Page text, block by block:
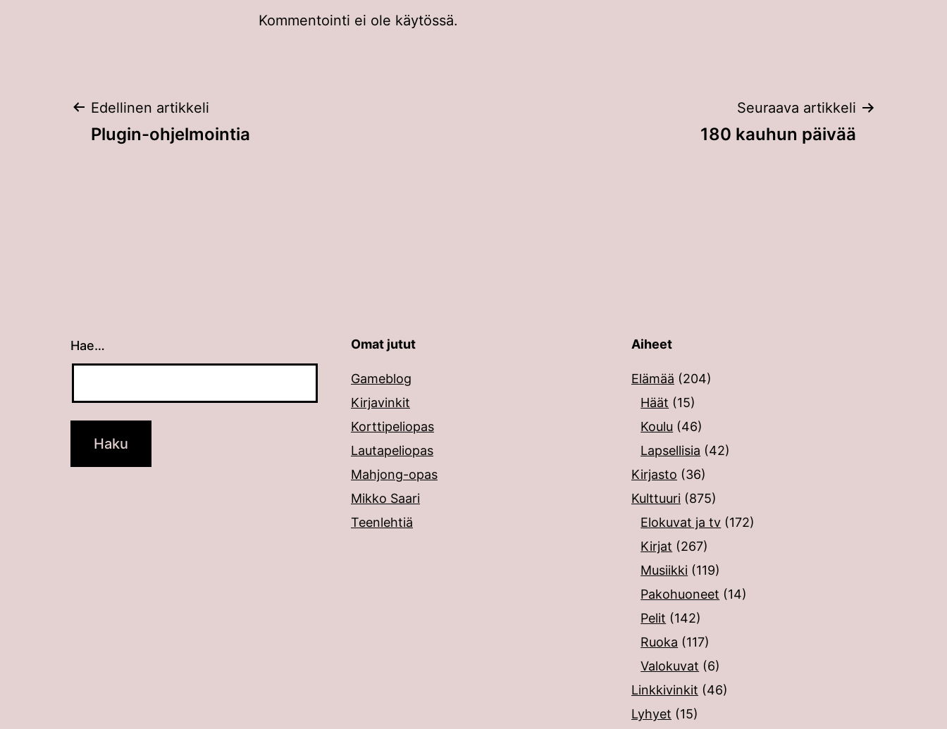
Kommentointi ei ole käytössä.
Artikkelien
Edellinen artikkeli
Plugin-ohjelmointia
Seuraava artikkeli
180 kauhun päivää
Hae…
Kun tuloksia tulee, voit selata niitä nuolinäppäimillä ylös ja alas ja siirtyä halutulle sivulle enterin painalluksella. Kosketusnäytöllisten laitteiden
Omat jutut
Gameblog
Kirjavinkit
Korttipeliopas
Lautapeliopas
Mahjong-opas
Mikko Saari
Teenlehtiä
Aiheet
Elämää (204)
Häät (15)
Koulu (46)
Lapsellisia (42)
Kirjasto (36)
Kulttuuri (875)
Elokuvat ja tv (172)
Kirjat (267)
Musiikki (119)
Pakohuoneet (14)
Pelit (142)
Ruoka (117)
Valokuvat (6)
Linkkivinkit (46)
Lyhyet (15)